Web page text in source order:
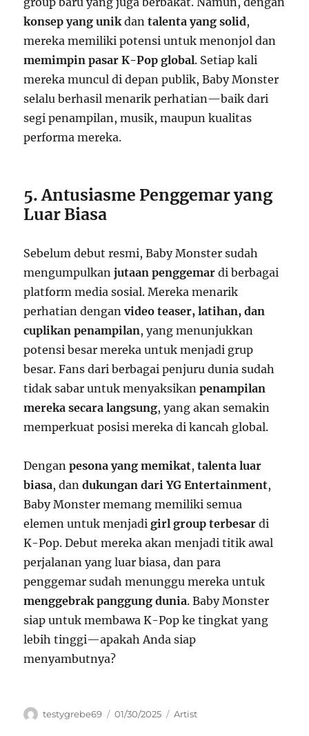
konsep yang unikdantalenta yang solid,
mereka memiliki potensi untuk menonjol dan
memimpin pasar K-Pop global. Setiap kali
mereka muncul di depan publik, Baby Monster
selalu berhasil menarik perhatian—baik dari
segi penampilan, musik, maupun kualitas
performa mereka.
5. Antusiasme Penggemar yang
Luar Biasa
Sebelum debut resmi, Baby Monster sudah
mengumpulkanjutaan penggemar di berbagai
platform media sosial. Mereka menarik
perhatian denganvideo teaser, latihan, dan
cuplikan penampilan, yang menunjukkan
potensi besar mereka untuk menjadi grup
besar. Fans dari berbagai penjuru dunia sudah
tidak sabar untuk menyaksikanpenampilan
mereka secara langsung, yang akan semakin
memperkuat posisi mereka di kancah global.
Denganpesona yang memikat,talenta luar
biasa, dandukungan dari YG Entertainment,
Baby Monster memang memiliki semua
elemen untuk menjadigirl group terbesar di
K-Pop. Debut mereka akan menjadi titik awal
perjalanan yang luar biasa, dan para
penggemar sudah menunggu mereka untuk
menggebrak panggung dunia. Baby Monster
siap untuk membawa K-Pop ke tingkat yang
lebih tinggi—apakah Anda siap
menyambutnya?
Author
testygrebe69
Posted
01/30/2025 Categories
Artist